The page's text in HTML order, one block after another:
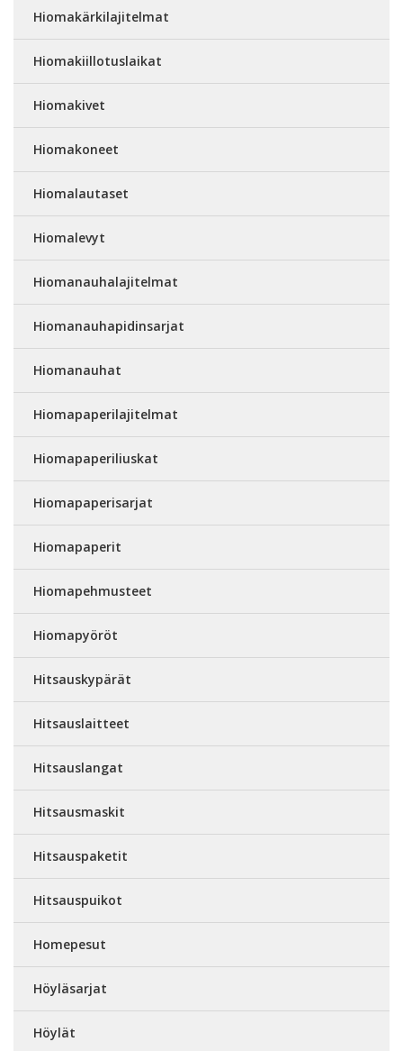
Hiomakärkilajitelmat
Hiomakiillotuslaikat
Hiomakivet
Hiomakoneet
Hiomalautaset
Hiomalevyt
Hiomanauhalajitelmat
Hiomanauhapidinsarjat
Hiomanauhat
Hiomapaperilajitelmat
Hiomapaperiliuskat
Hiomapaperisarjat
Hiomapaperit
Hiomapehmusteet
Hiomapyöröt
Hitsauskypärät
Hitsauslaitteet
Hitsauslangat
Hitsausmaskit
Hitsauspaketit
Hitsauspuikot
Homepesut
Höyläsarjat
Höylät